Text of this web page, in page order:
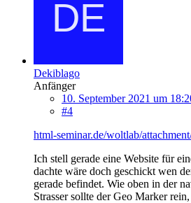
Dekiblago
Anfänger
10. September 2021 um
#4
html-seminar.de/woltlab/
Ich stell gerade eine Website für
dachte wäre doch geschickt wen
gerade befindet. Wie oben in der
Strasser sollte der Geo Marker rein,